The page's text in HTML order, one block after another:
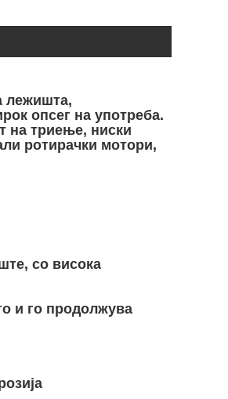
лежишта,
опсег на употреба.
на триење, ниски
ротирачки мотори,
со висока
и го продолжува